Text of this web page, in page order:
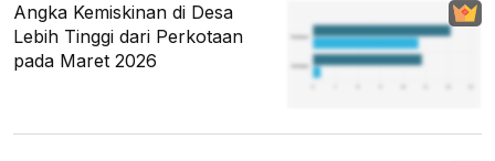
Angka Kemiskinan di Desa
Lebih Tinggi dari Perkotaan
pada Maret 2026